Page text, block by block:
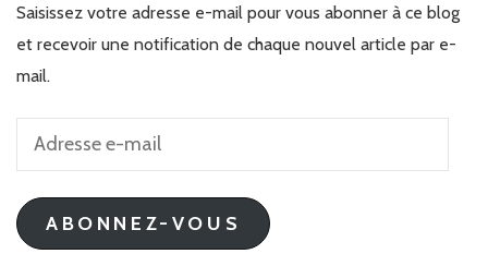
Saisissez votre adresse e-mail pour vous abonner à ce blog
et recevoir une notification de chaque nouvel article par e-
mail.
Adresse
mail
ABONNEZ-VOUS